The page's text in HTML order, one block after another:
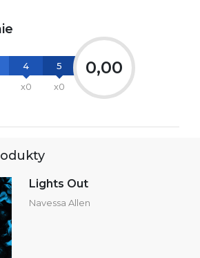
4
x0
5
x0
0,00
Lights Out
Navessa Allen